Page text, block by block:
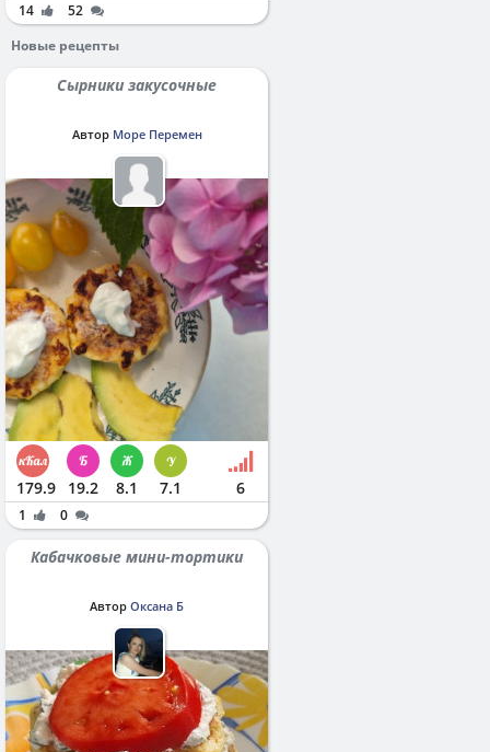
14
52
Новые рецепты
Сырники закусочные
Автор Море Перемен
179.9 19.2 8.1 7.1 6
1 0
Кабачковые мини-тортики
Автор Оксана Б